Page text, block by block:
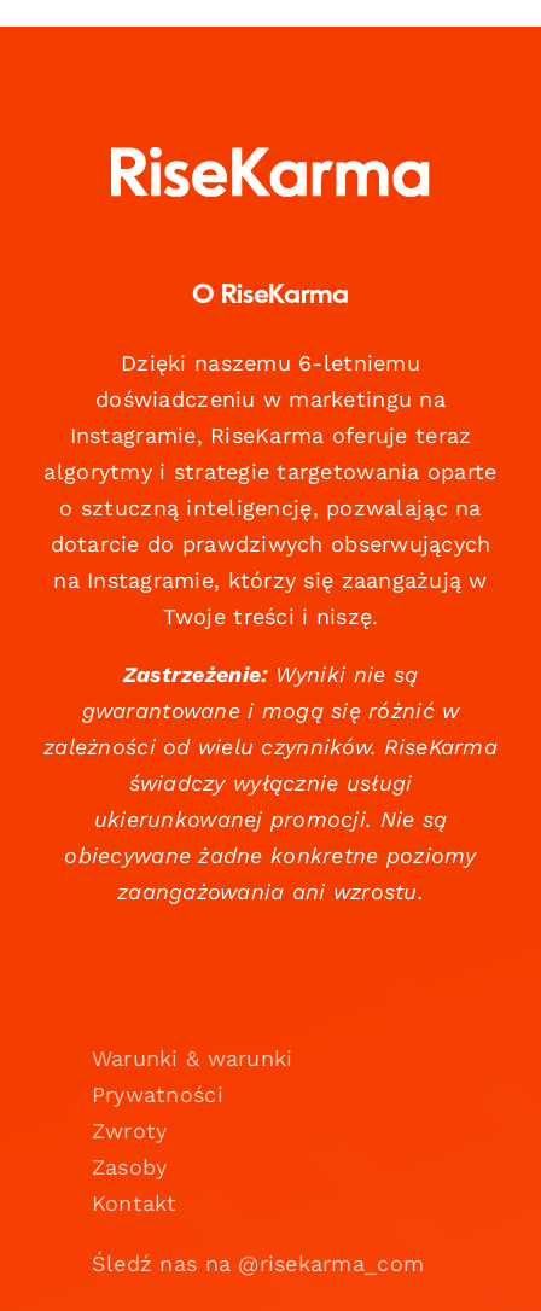
O RiseKarma
Dzięki naszemu 6-letniemu
doświadczeniu w marketingu na
Instagramie, RiseKarma oferuje teraz
algorytmy i strategie targetowania oparte
o sztuczną inteligencję, pozwalając na
dotarcie do prawdziwych obserwujących
na Instagramie, którzy się zaangażują w
Twoje treści i niszę.
Zastrzeżenie:Wyniki nie są
gwarantowane i mogą się różnić w
zależności od wielu czynników. RiseKarma
świadczy wyłącznie usługi
ukierunkowanej promocji. Nie są
obiecywane żadne konkretne poziomy
zaangażowania ani wzrostu.
Warunki & warunki
Prywatności
Zwroty
Zasoby
Kontakt
Śledź nas na @risekarma_com